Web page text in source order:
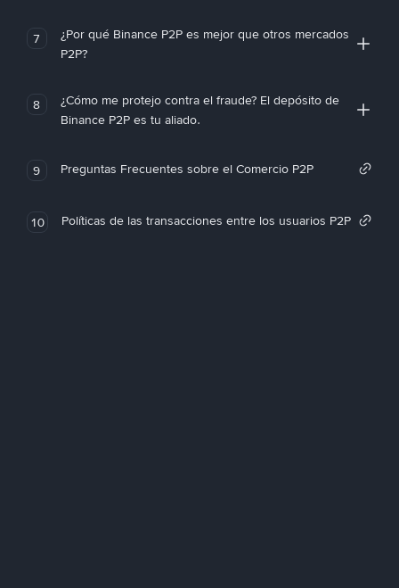
7
¿Por qué Binance P2P es mejor que otros mercados
P2P?
8
¿Cómo me protejo contra el fraude? El depósito de
Binance P2P es tu aliado.
9 Preguntas Frecuentes sobre el Comercio P2P
10 Políticas de las transacciones entre los usuarios P2P